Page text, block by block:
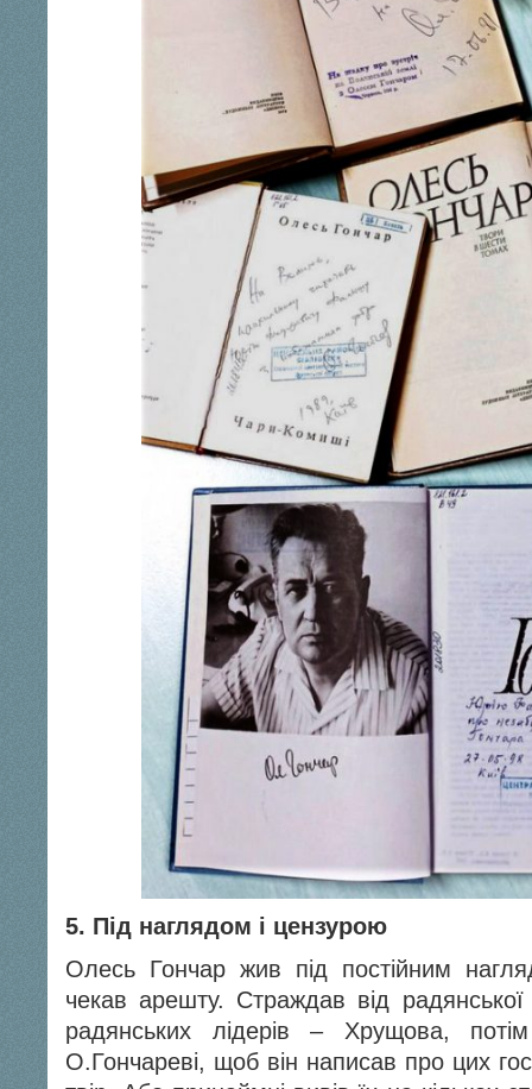
5. Під наглядом і цензурою
Олесь Гончар жив під постійним
чекав арешту. Страждав від
радянських лідерів – Хрущова,
О.Гончареві, щоб він написав про цих